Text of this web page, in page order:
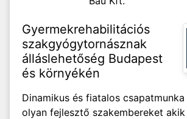
Gyermekrehabilitációs
szakgyógytornásznak
álláslehetőség Budapest
és környékén
Dinamikus és fiatalos
olyan fejlesztő szakembereket